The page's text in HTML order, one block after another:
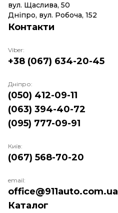
вул. Щаслива, 50
Дніпро, вул. Робоча, 152
Каталог
Контакти
Viber:
+38 (067) 634-20-45
Дніпро:
(050) 412-09-11
(063) 394-40-72
(095) 777-09-91
Київ:
(067) 568-70-20
email:
office@911auto.com.ua